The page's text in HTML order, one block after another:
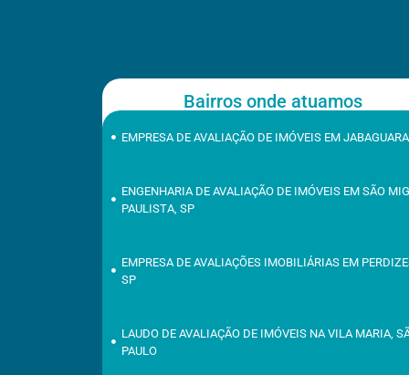
Bairros onde atuamos
EMPRESA DE AVALIAÇÃO DE IMÓVEIS EM
ENGENHARIA DE AVALIAÇÃO DE IMÓVEIS EM SÃO
PAULISTA, SP
EMPRESA DE AVALIAÇÕES IMOBILIÁRIAS EM
SP
LAUDO DE AVALIAÇÃO DE IMÓVEIS NA VILA MARIA,
PAULO